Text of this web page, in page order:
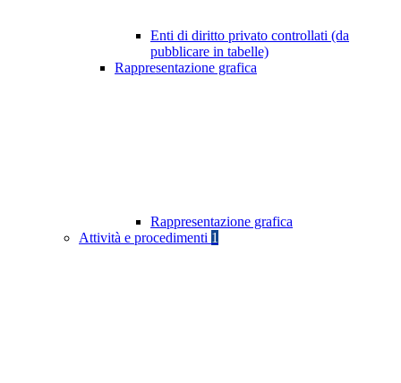
Enti di diritto privato controllati (da
pubblicare in tabelle)
Rappresentazione grafica
Rappresentazione grafica
Attività e procedimenti 1